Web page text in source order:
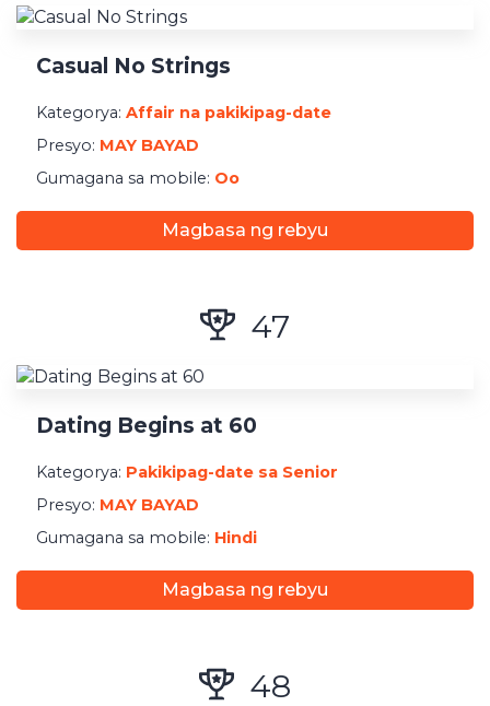
Casual No Strings
Kategorya: Affair na pakikipag-date
Presyo: MAY BAYAD
Gumagana sa mobile: Oo
Magbasa ng rebyu
47
Dating Begins at 60
Kategorya: Pakikipag-date sa Senior
Presyo: MAY BAYAD
Gumagana sa mobile: Hindi
Magbasa ng rebyu
48